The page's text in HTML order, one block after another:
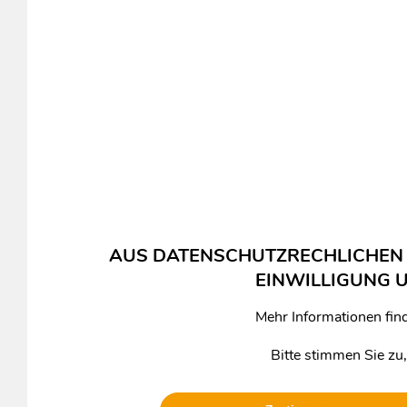
AUS
EINWILLIGUNG
Mehr Informationen
Bitte stimmen Sie